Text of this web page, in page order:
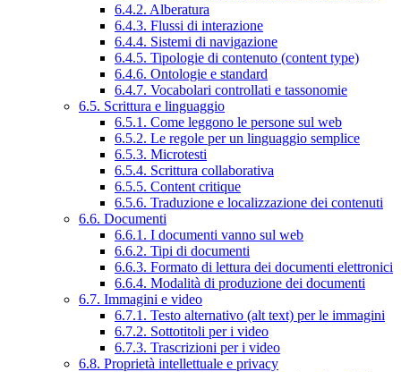
6.4.2. Alberatura
6.4.3. Flussi di interazione
6.4.4. Sistemi di navigazione
6.4.5. Tipologie di contenuto (content type)
6.4.6. Ontologie e standard
6.4.7. Vocabolari controllati e tassonomie
6.5. Scrittura e linguaggio
6.5.1. Come leggono le persone sul web
6.5.2. Le regole per un linguaggio semplice
6.5.3. Microtesti
6.5.4. Scrittura collaborativa
6.5.5. Content critique
6.5.6. Traduzione e localizzazione dei contenuti
6.6. Documenti
6.6.1. I documenti vanno sul web
6.6.2. Tipi di documenti
6.6.3. Formato di lettura dei documenti elettronici
6.6.4. Modalità di produzione dei documenti
6.7. Immagini e video
6.7.1. Testo alternativo (alt text) per le immagini
6.7.2. Sottotitoli per i video
6.7.3. Trascrizioni per i video
6.8. Proprietà intellettuale e privacy